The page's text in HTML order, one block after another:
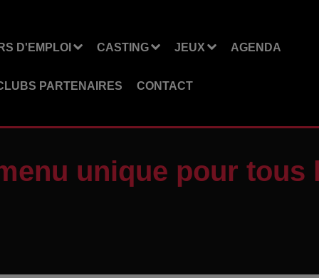
D'EMPLOI CASTING JEUX AGENDA
PARTENAIRES CONTACT
unique pour tous